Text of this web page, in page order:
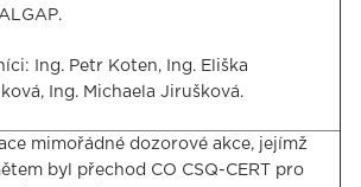
Ing. Petr Koten, Ing. Eliška
Ing. Michaela Jirušková.
mimořádné dozorové akce, jejímž
byl přechod CO CSQ-CERT pro